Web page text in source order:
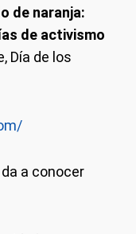
de naranja:
de activismo
Día de los
a conocer